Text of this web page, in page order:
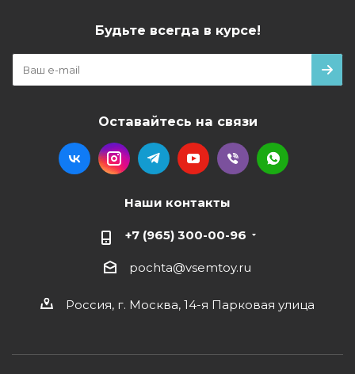
Будьте всегда в курсе!
Оставайтесь на связи
Наши контакты
+7 (965) 300-00-96
pochta@vsemtoy.ru
Россия, г. Москва, 14-я Парковая улица